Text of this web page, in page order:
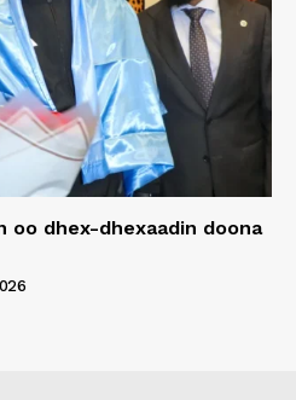
oo dhex-dhexaadin doona